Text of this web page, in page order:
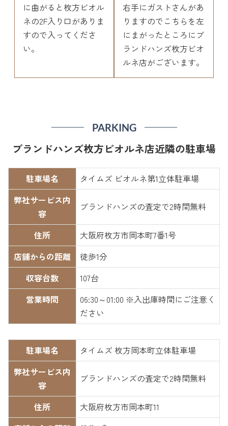
に曲がると枚方ビオル
ネの2F入り口がありま
すので入ってくださ
い。
右手にガストさんがあ
りますのでこちらを左
にまがったところにブ
ランドハンズ枚方ビオ
ルネ店がございます。
PARKING
ブランドハンズ枚方ビオルネ店近隣の駐車場
駐車場名
タイムズ ビオルネ第1立体駐車場
弊社サービス内
容
ブランドハンズの査定で2時間無料
住所
大阪府枚方市岡本町7番1号
店舗からの距離
徒歩1分
収容台数
107台
営業時間
06:30～01:00 ※入出庫時間にご注意く
ださい
駐車場名
タイムズ 枚方岡本町立体駐車場
弊社サービス内
容
ブランドハンズの査定で2時間無料
住所
大阪府枚方市岡本町11